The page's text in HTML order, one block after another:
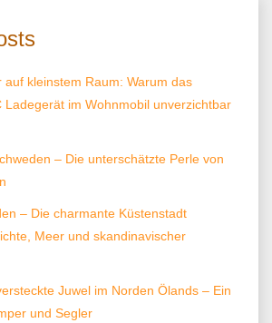
auf kleinstem Raum: Warum das
Ladegerät im Wohnmobil unverzichtbar
– Die unterschätzte Perle von
– Die charmante Küstenstadt
Meer und skandinavischer
Juwel im Norden Ölands – Ein
und Segler